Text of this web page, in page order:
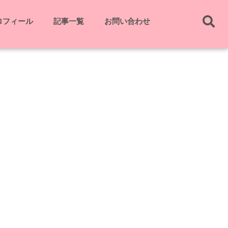
フィール 記事一覧 お問い合わせ